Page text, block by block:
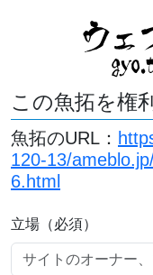
この魚拓を権
魚拓のURL：
120-13/
6.html
立場（必須）